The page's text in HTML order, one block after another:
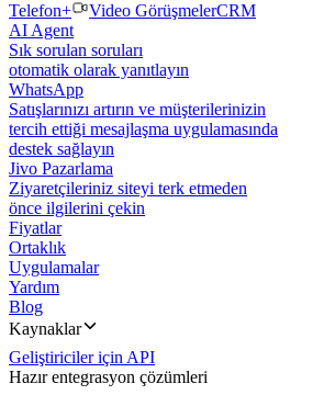
Telefon+
Video GörüşmelerCRM
AI Agent
Sık sorulan soruları
otomatik olarak yanıtlayın
WhatsApp
Satışlarınızı artırın ve müşterilerinizin
tercih ettiği mesajlaşma uygulamasında
destek sağlayın
Jivo Pazarlama
Ziyaretçileriniz siteyi terk etmeden
önce ilgilerini çekin
Fiyatlar
Ortaklık
Uygulamalar
Yardım
Blog
Kaynaklar
Geliştiriciler için API
Hazır entegrasyon çözümleri